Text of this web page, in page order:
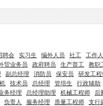
聘会 实习生 编外人员 社工 工作
贸业务员 政府聘员 生产普工 教职
副总经理 消防员 保安员 研发工
技术员 总经理 管培生 行政辅助
务经理 总经理助理 机械工程师 后
负责人 服务经理 质量工程师 支行